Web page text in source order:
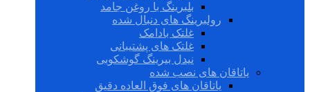
بلبرینگ با روغن جامد
رولبرینگ های دنبال شده
غلتک بادامک
غلتک های پشتیبانی
نیدل بیرینگ گوشکوبی
یاتاقان های نصب شده
یاتاقان های فوق العاده دقیق